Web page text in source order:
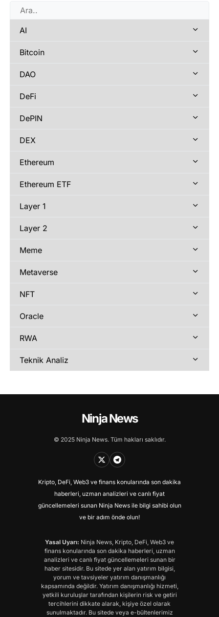
AI
Bitcoin
DAO
DeFi
DePIN
DEX
Ethereum
Ethereum ETF
Layer 1
Layer 2
Meme
Metaverse
NFT
Oracle
RWA
Teknik Analiz
Ninja News
© 2025 Ninja News. Tüm hakları saklıdır.
Kripto, DeFi, Web3 ve finans konularında son dakika
haberleri, uzman analizleri ve canlı fiyat
güncellemeleri sunan Ninja News ile bilgi sahibi olun
ve bir adım önde olun!
Yasal Uyarı: Ninja News, Kripto, DeFi, Web3 ve
finans konularında son dakika haberleri, uzman
analizleri ve canlı fiyat güncellemeleri sunan bir
haber sitesidir. Bu sitede yer alan yatırım bilgisi,
yorum ve tavsiyeler yatırım danışmanlığı
kapsamında değildir. Yatırım danışmanlığı hizmeti,
yetkili kuruluşlar tarafından kişilerin risk ve getiri
tercihlerini dikkate alarak, kişiye özel olarak
sunulmaktadır. Bu sitede veya e-bültenlerimiz